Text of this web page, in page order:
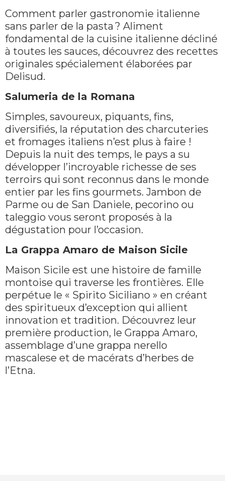
Comment parler gastronomie italienne
sans parler de la pasta ? Aliment
fondamental de la cuisine italienne décliné
à toutes les sauces, découvrez des recettes
originales spécialement élaborées par
Delisud.
Salumeria de la Romana
Simples, savoureux, piquants, fins,
diversifiés, la réputation des charcuteries
et fromages italiens n’est plus à faire !
Depuis la nuit des temps, le pays a su
développer l’incroyable richesse de ses
terroirs qui sont reconnus dans le monde
entier par les fins gourmets. Jambon de
Parme ou de San Daniele, pecorino ou
taleggio vous seront proposés à la
dégustation pour l’occasion.
La Grappa Amaro de Maison Sicile
Maison Sicile est une histoire de famille
montoise qui traverse les frontières. Elle
perpétue le « Spirito Siciliano » en créant
des spiritueux d’exception qui allient
innovation et tradition. Découvrez leur
première production, le Grappa Amaro,
assemblage d’une grappa nerello
mascalese et de macérats d’herbes de
l’Etna.